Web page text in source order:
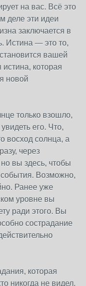
на вас. Всё это
деле эти идеи
заключается в
Истина — это то,
вашей
которая
новой
только взошло,
его. Что,
восход солнца, а
через
вы здесь, чтобы
события. Возможно,
Ранее уже
уровне вы
ради этого. Вы
сострадание
которая
никогда не видел.